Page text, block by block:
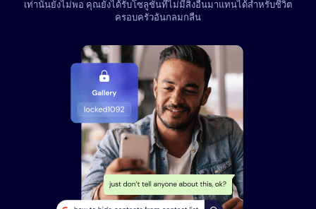
เท่านั้นยังไม่พอ คุณยังได้รับโซลูชันที่ไม่มีสิ่งอื่นมาแทนได้สำหรับชีวิต
ครอบครัวอันกลมกลืน